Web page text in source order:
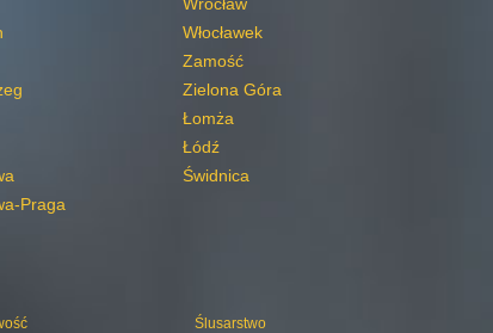
Praga
Włocławek
Zamość
Zielona Góra
Łomża
Łódź
Świdnica
Ślusarstwo